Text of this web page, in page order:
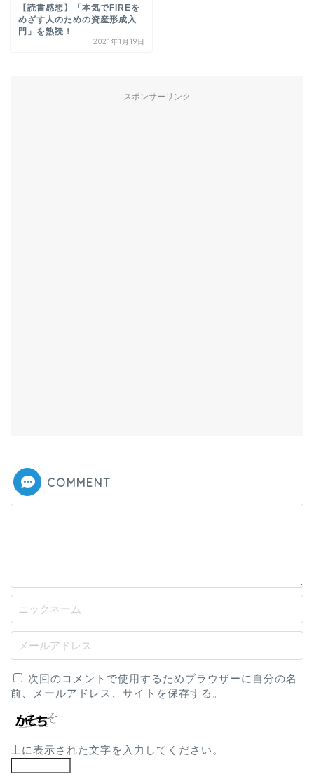
【読書感想】「本気でFIREを
めざす人のための資産形成入
門」を熟読！
2021年1月19日
スポンサーリンク
COMMENT
次回のコメントで使用するためブラウザーに自分の名
前、メールアドレス、サイトを保存する。
上に表示された文字を入力してください。